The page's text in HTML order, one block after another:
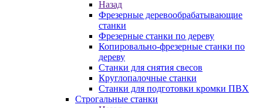
Назад
Фрезерные деревообрабатывающие
станки
Фрезерные станки по дереву
Копировально-фрезерные станки по
дереву
Станки для снятия свесов
Круглопалочные станки
Станки для подготовки кромки ПВХ
Строгальные станки